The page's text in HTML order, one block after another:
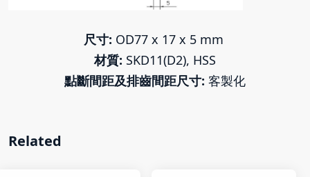
尺寸: OD77 x 17 x 5 mm
材質: SKD11(D2), HSS
點斷間距及排齒間距尺寸: 客製化
Related